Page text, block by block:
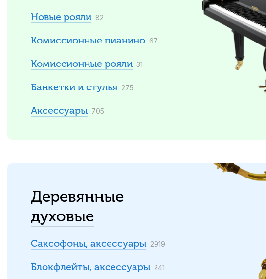
Новые рояли 82
Комиссионные пианино 67
Комиссионные рояли 31
Банкетки и стулья 275
Аксессуары 705
Деревянные
духовые
Саксофоны, аксессуары 2919
Блокфлейты, аксессуары 241